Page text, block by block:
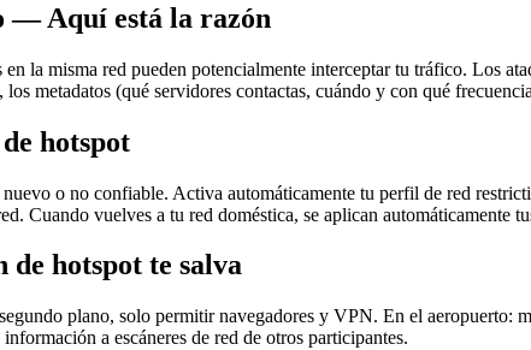
— Aquí está la razón
la misma red pueden potencialmente interceptar tu tráfico. Los
metadatos (qué servidores contactas, cuándo y con qué
hotspot
o no confiable. Activa automáticamente tu perfil de red
Cuando vuelves a tu red doméstica, se aplican automáticamente
de hotspot te salva
plano, solo permitir navegadores y VPN. En el
a escáneres de red de otros participantes.